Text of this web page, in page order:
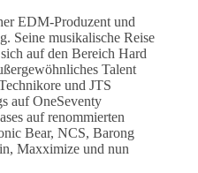
EDM-Produzent und
Seine musikalische Reise
auf den Bereich Hard
Talent
und JTS
auf OneSeventy
auf renommierten
Bear, NCS, Barong
Maxximize und nun
Records.